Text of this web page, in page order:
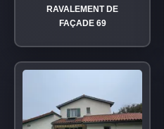
RAVALEMENT DE
FAÇADE 69